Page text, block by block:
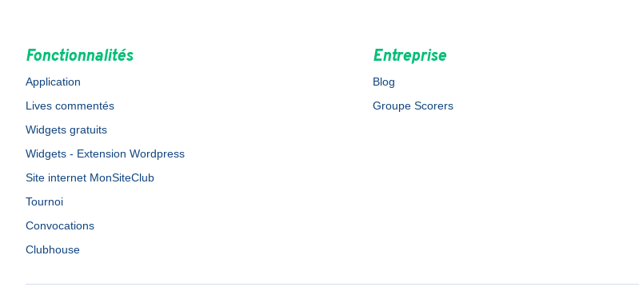
Fonctionnalités
Application
Lives commentés
Widgets gratuits
Widgets - Extension Wordpress
Site internet MonSiteClub
Tournoi
Convocations
Clubhouse
Entreprise
Blog
Groupe Scorers